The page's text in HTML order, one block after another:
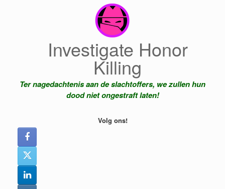
Investigate Honor
Killing
Ter nagedachtenis aan de slachtoffers, we zullen hun
dood niet ongestraft laten!
Volg ons!